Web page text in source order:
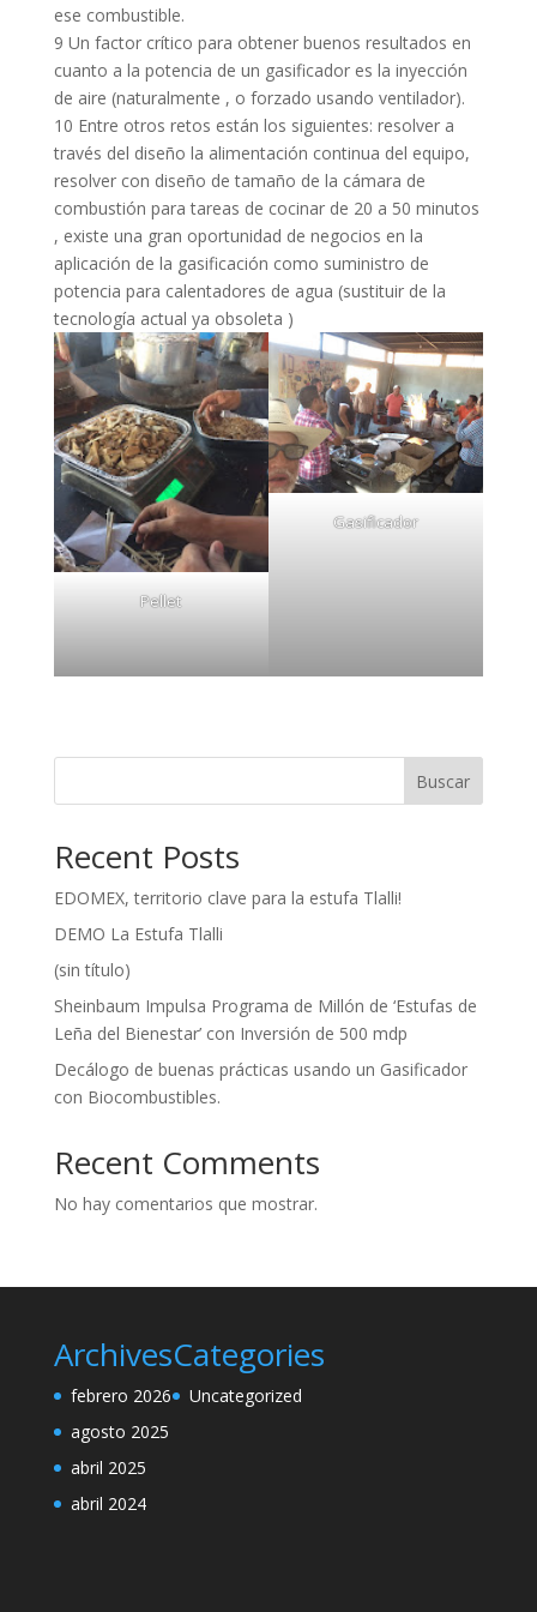
ese combustible.
9 Un factor crítico para obtener buenos resultados en
cuanto a la potencia de un gasificador es la inyección
de aire (naturalmente , o forzado usando ventilador).
10 Entre otros retos están los siguientes: resolver a
través del diseño la alimentación continua del equipo,
resolver con diseño de tamaño de la cámara de
combustión para tareas de cocinar de 20 a 50 minutos
, existe una gran oportunidad de negocios en la
aplicación de la gasificación como suministro de
potencia para calentadores de agua (sustituir de la
tecnología actual ya obsoleta )
Pellet
Gasificador
Buscar
Recent Posts
EDOMEX, territorio clave para la estufa Tlalli!
DEMO La Estufa Tlalli
(sin título)
Sheinbaum Impulsa Programa de Millón de ‘Estufas de
Leña del Bienestar’ con Inversión de 500 mdp
Decálogo de buenas prácticas usando un Gasificador
con Biocombustibles.
Recent Comments
No hay comentarios que mostrar.
Archives
febrero 2026
agosto 2025
abril 2025
abril 2024
Categories
Uncategorized